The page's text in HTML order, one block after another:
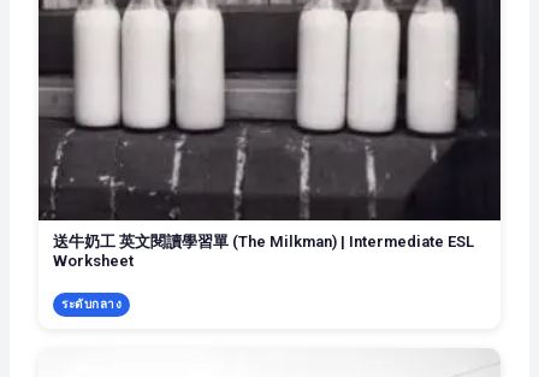
送牛奶工 英文閱讀學習單 (The Milkman) | Intermediate ESL
Worksheet
ระดับกลาง